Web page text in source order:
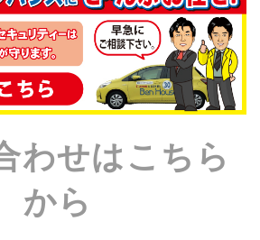
わせはこちら
から